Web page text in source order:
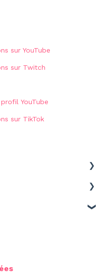
sur YouTube
sur Twitch
YouTube
sur TikTok